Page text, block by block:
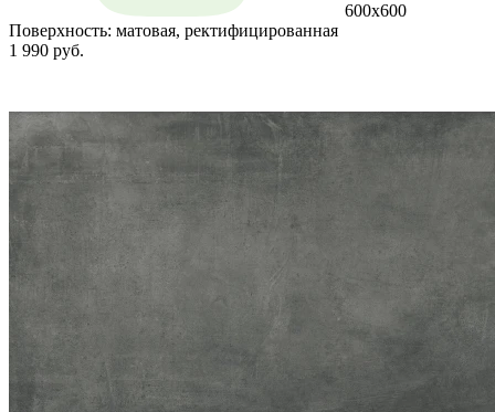
600x600
Поверхность: матовая, ректифицированная
1 990 руб.